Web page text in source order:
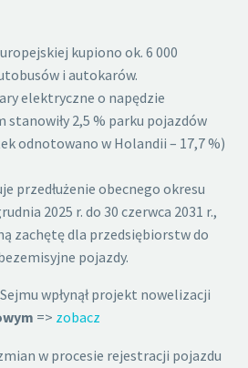
kupiono ok. 6 000
i autokarów.
elektryczne o napędzie
2,5 % parku pojazdów
odnotowano w Holandii – 17,7 %)
przedłużenie obecnego okresu
2025 r. do 30 czerwca 2031 r.,
zachętę dla przedsiębiorstw do
pojazdy.
wpłynął projekt nowelizacji
=> zobacz
w procesie rejestracji pojazdu